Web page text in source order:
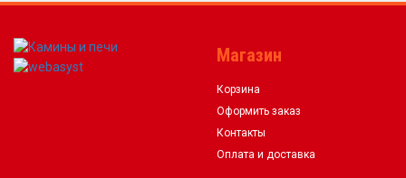
Магазин
Корзина
Оформить заказ
Контакты
Оплата и доставка